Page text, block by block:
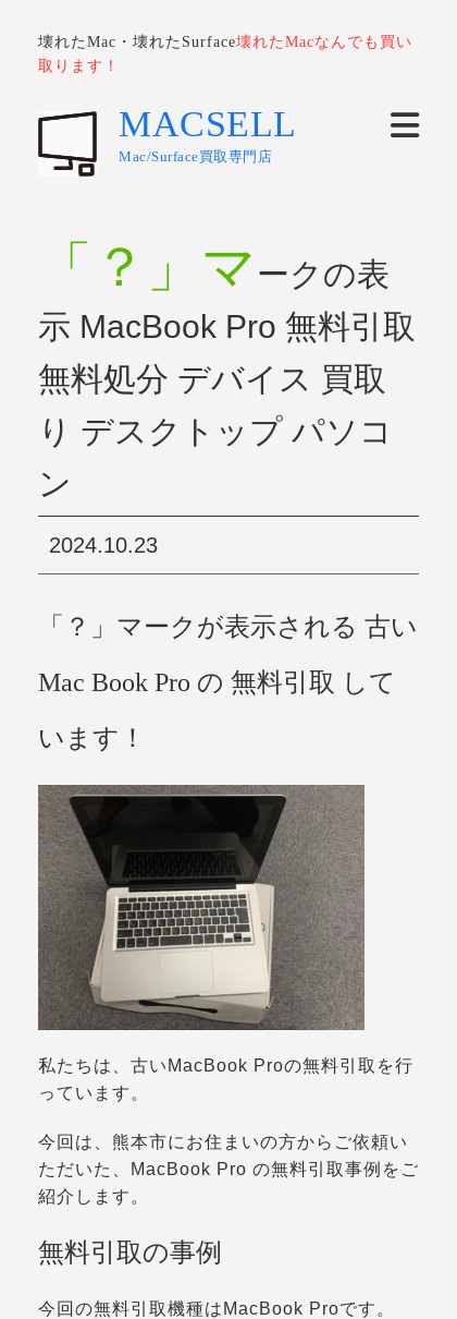
壊れたMac・壊れたSurface壊れたMacなんでも買い
取ります！
MACSELL
Mac/Surface買取専門店
「？」マ ークの表
示 MacBook Pro 無料引取
無料処分 デバイス 買取
り デスクトップ パソコ
ン
2024.10.23
「？」マークが表示される 古い
Mac Book Pro の 無料引取 して
います！
私たちは、古いMacBook Proの無料引取を行
っています。
今回は、熊本市にお住まいの方からご依頼い
ただいた、MacBook Pro の無料引取事例をご
紹介します。
無料引取の事例
今回の無料引取機種はMacBook Proです。